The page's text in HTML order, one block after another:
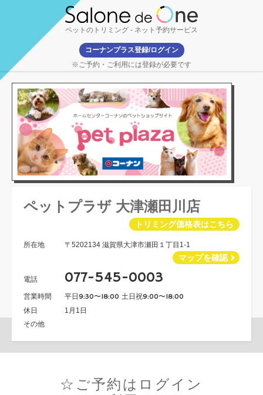
ペットのトリミング - ネット予約サービス
コーナンプラス登録/ログイン
※ご予約・ご利用には登録が必要です
ペットプラザ 大津瀬田川店
トリミング価格表はこちら
所在地 〒5202134 滋賀県大津市瀬田１丁目1-1
マップを確認
電話 077-545-0003
営業時間 平日9:30〜18:00 土日祝9:00〜18:00
休日
1月1日
その他
☆ご予約はログイン